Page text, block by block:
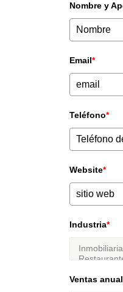
Nombre y
Email*
Teléfono*
Website*
Industria*
Ventas